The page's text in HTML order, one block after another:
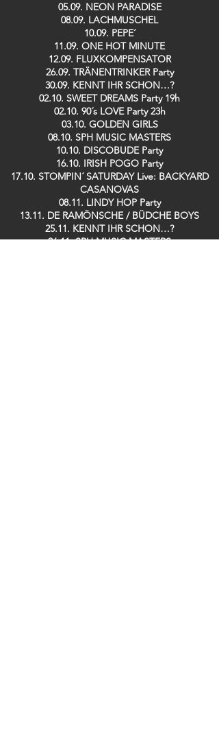
05.09. NEON PARADISE
08.09. LACHMUSCHEL
10.09. PEPE´
11.09. ONE HOT MINUTE
12.09. FLUXKOMPENSATOR
26.09. TRÄNENTRINKER Party
30.09. KENNT IHR SCHON…?
02.10. SWEET DREAMS Party 19h
02.10. 90´s LOVE Party 23h
03.10. GOLDEN GIRLS
08.10. SPH MUSIC MASTERS
10.10. DISCOBUDE Party
16.10. IRISH POGO Party
17.10. STOMPIN´ SATURDAY Live: BACKYARD
CASANOVAS
08.11. LINDY HOP Party
13.11. DE RAMÖNSCHE / BÜDCHE BOYS
25.11. KENNT IHR SCHON…?
26.11. SPH MUSIC MASTERS